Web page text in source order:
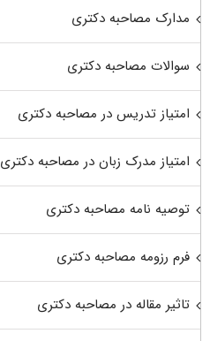
مدارک مصاحبه دکتری
سوالات مصاحبه دکتری
امتیاز تدریس در مصاحبه دکتری
امتیاز مدرک زبان در مصاحبه دکتری
توصیه نامه مصاحبه دکتری
فرم رزومه مصاحبه دکتری
تاثیر مقاله در مصاحبه دکتری